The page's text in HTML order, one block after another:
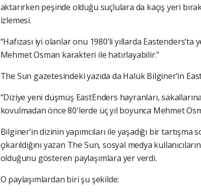
aktarırken peşinde olduğu suçlulara da kaçış yeri
izlemesi.
“Hafızası iyi olanlar onu 1980’li yıllarda
Mehmet Osman karakteri ile hatırlayabilir.”
The Sun gazetesindeki yazıda da Haluk Bilginer’in
“Diziye yeni düşmüş EastEnders hayranları,
kovulmadan önce 80'lerde üç yıl boyunca Mehmet
Bilginer’in dizinin yapımcıları ile yaşadığı bir
çıkarıldığını yazan The Sun, sosyal medya
olduğunu gösteren paylaşımlara yer verdi.
O paylaşımlardan biri şu şekilde: